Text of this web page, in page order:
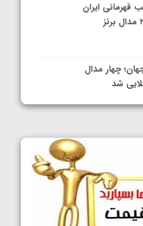
قهرمانی ایران
چهار مدال
شد
نمایندگان